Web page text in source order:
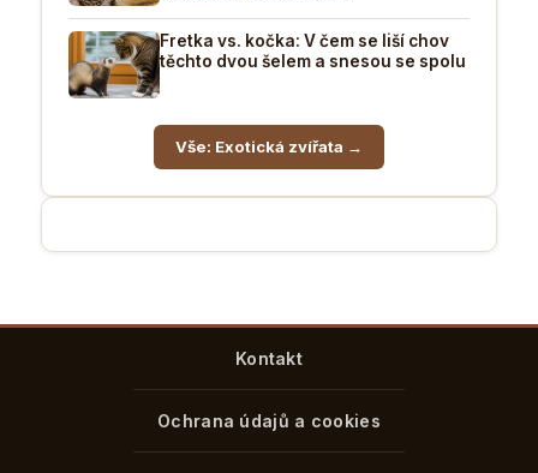
Fretka vs. kočka: V čem se liší chov
těchto dvou šelem a snesou se spolu
Vše: Exotická zvířata →
Kontakt
Ochrana údajů a cookies